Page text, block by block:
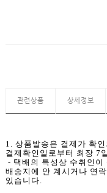
관련상품 상세정보
1. 상품발송은 결제가 확
결제확인일로부터 최장 7
- 택배의 특성상 수취인이
배송지에 안 계시거나 연
있습니다.